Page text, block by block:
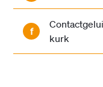
f
kurk